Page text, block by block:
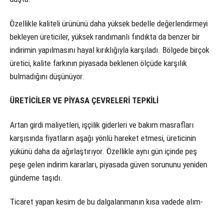
Özellikle kaliteli ürününü daha yüksek bedelle değerlendirmeyi
bekleyen üreticiler, yüksek randımanlı fındıkta da benzer bir
indirimin yapılmasını hayal kırıklığıyla karşıladı. Bölgede birçok
üretici, kalite farkının piyasada beklenen ölçüde karşılık
bulmadığını düşünüyor.
ÜRETİCİLER VE PİYASA ÇEVRELERİ TEPKİLİ
Artan girdi maliyetleri, işçilik giderleri ve bakım masrafları
karşısında fiyatların aşağı yönlü hareket etmesi, üreticinin
yükünü daha da ağırlaştırıyor. Özellikle aynı gün içinde peş
peşe gelen indirim kararları, piyasada güven sorununu yeniden
gündeme taşıdı.
Ticaret yapan kesim de bu dalgalanmanın kısa vadede alım-